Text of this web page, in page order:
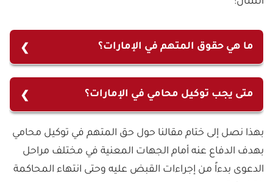
ما هي حقوق المتهم في الإمارات؟
للدفاع عنه، كما يحق له معرفة التهمة الموجهة له عند
القبض عليه وعند بدء التحقيقات لدى النيابة العامة.
بالإضافة إلى الحق في محاكمة سريعة أو خلال مدة
معقولة، وعدم فرض أي عقوبة بحقه دون إثبات إدانته.
متى يجب توكيل محامي في الإمارات؟
المساعدة القانونية في مختلف الإجراءات القانونية
والدفاع عنه، لا سيما في حال الاتهام بجناية يعاقب
المدان فيها بالإعدام أو بالسجن المؤبد.
بهذا نصل إلى ختام مقالنا حول حق المتهم في توكيل محامي
بهدف الدفاع عنه أمام الجهات المعنية في مختلف مراحل
الدعوى بدءاً من إجراءات القبض عليه وحتى انتهاء المحاكمة